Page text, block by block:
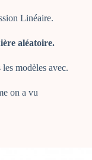
Linéaire.
aléatoire.
modèles avec.
on a vu